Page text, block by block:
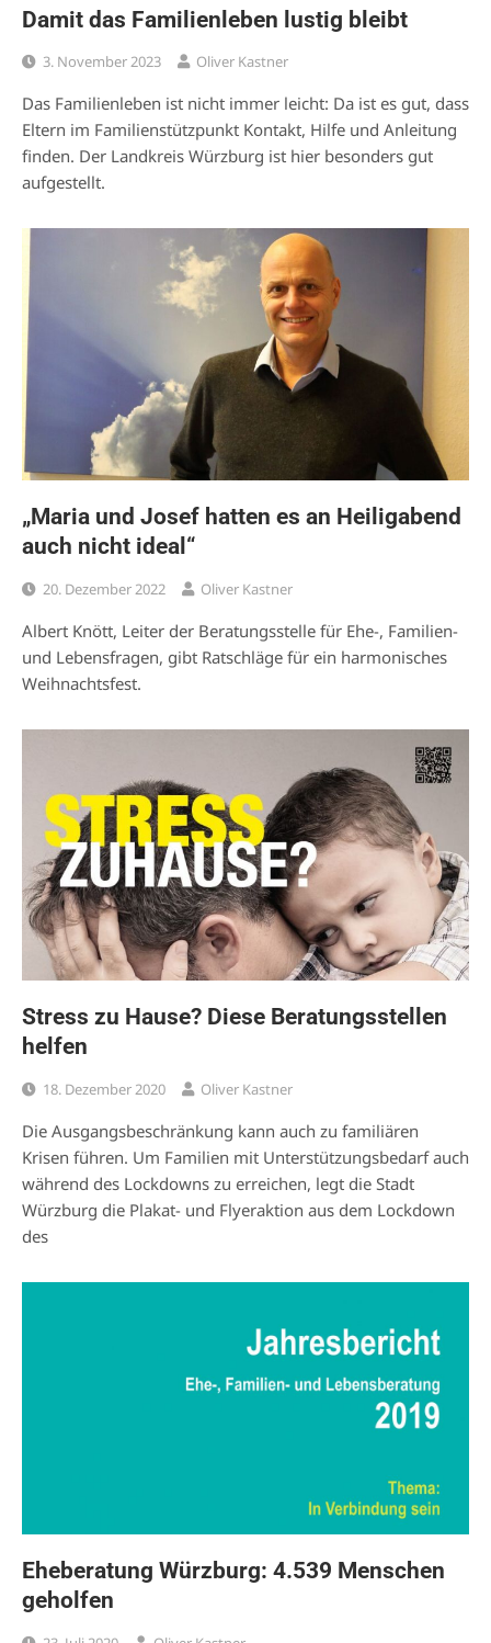
Damit das Familienleben lustig bleibt
3. November 2023 Oliver Kastner
Das Familienleben ist nicht immer leicht: Da ist es gut, dass
Eltern im Familienstützpunkt Kontakt, Hilfe und Anleitung
finden. Der Landkreis Würzburg ist hier besonders gut
aufgestellt.
„Maria und Josef hatten es an Heiligabend
auch nicht ideal“
20. Dezember 2022 Oliver Kastner
Albert Knött, Leiter der Beratungsstelle für Ehe-, Familien-
und Lebensfragen, gibt Ratschläge für ein harmonisches
Weihnachtsfest.
Stress zu Hause? Diese Beratungsstellen
helfen
18. Dezember 2020 Oliver Kastner
Die Ausgangsbeschränkung kann auch zu familiären
Krisen führen. Um Familien mit Unterstützungsbedarf auch
während des Lockdowns zu erreichen, legt die Stadt
Würzburg die Plakat- und Flyeraktion aus dem Lockdown
des
Eheberatung Würzburg: 4.539 Menschen
geholfen